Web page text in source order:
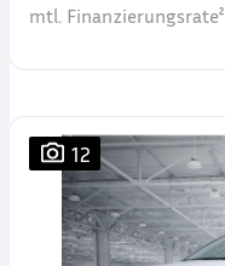
mtl. Finanzierungsrate²
12